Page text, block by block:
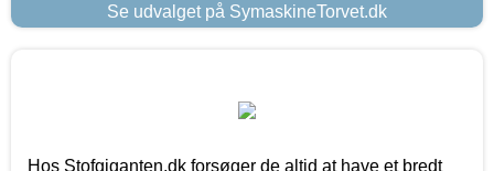
Se udvalget på SymaskineTorvet.dk
Hos Stofgiganten.dk forsøger de altid at have et bredt